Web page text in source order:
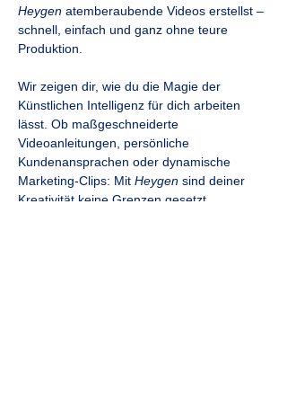
Heygen atemberaubende Videos erstellst –
schnell, einfach und ganz ohne teure
Produktion.
Wir zeigen dir, wie du die Magie der
Künstlichen Intelligenz für dich arbeiten
lässt. Ob maßgeschneiderte
Videoanleitungen, persönliche
Kundenansprachen oder dynamische
Marketing-Clips: Mit Heygen sind deiner
Kreativität keine Grenzen gesetzt.